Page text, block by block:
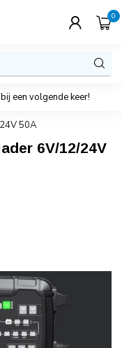
0
een volgende keer!
50A
6V/12/24V